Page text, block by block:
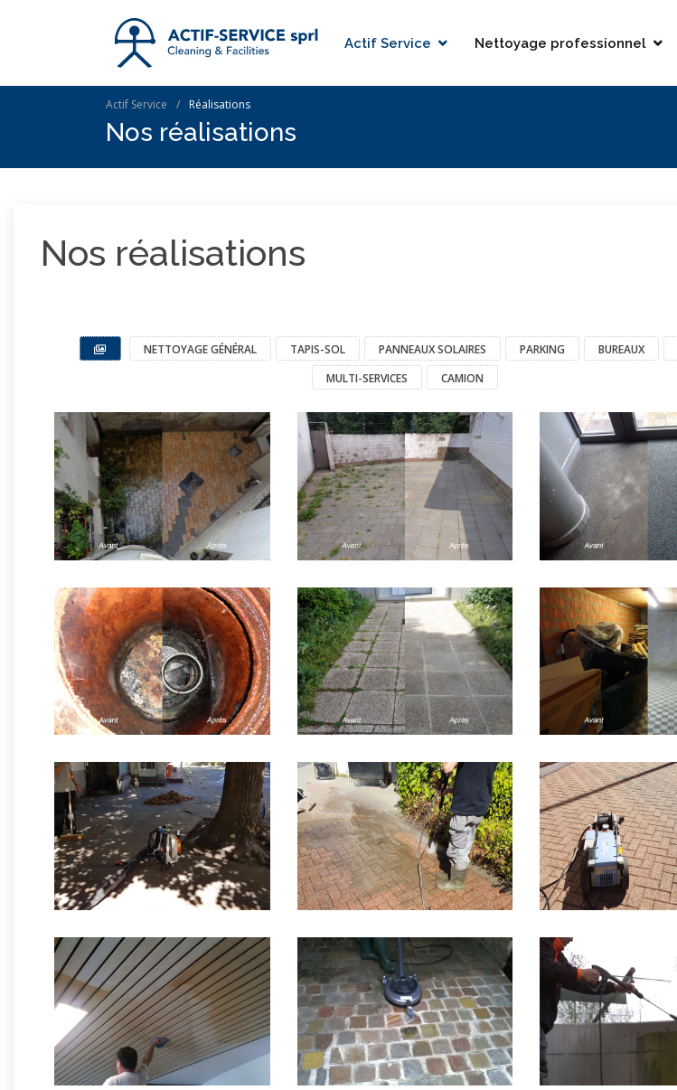
Actif Service Nettoyage professionnel
Actif Service Réalisations
Nos réalisations
Nos réalisations
NETTOYAGE GÉNÉRAL TAPIS-SOL PANNEAUX SOLAIRES PARKING BUREAUX
MULTI-SERVICES
CAMION